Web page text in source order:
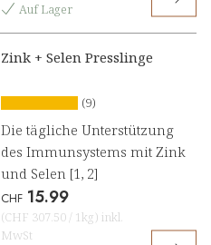
Auf Lager
Zink + Selen Presslinge
(9)
Die tägliche Unterstützung
des Immunsystems mit Zink
und Selen [1, 2]
CHF 15.99
(CHF 307.50 / 1kg) inkl.
MwSt